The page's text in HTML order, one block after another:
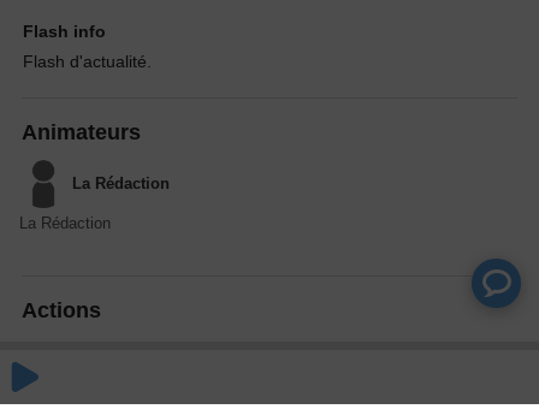
Flash info
Flash d'actualité.
Animateurs
La Rédaction
La Rédaction
Actions